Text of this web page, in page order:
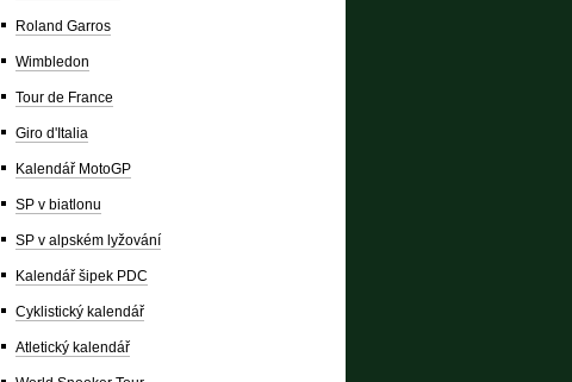
Roland Garros
Wimbledon
Tour de France
Giro d'Italia
Kalendář MotoGP
SP v biatlonu
SP v alpském lyžování
Kalendář šipek PDC
Cyklistický kalendář
Atletický kalendář